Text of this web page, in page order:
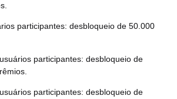
participantes: desbloqueio de 50.000
participantes: desbloqueio de
participantes: desbloqueio de